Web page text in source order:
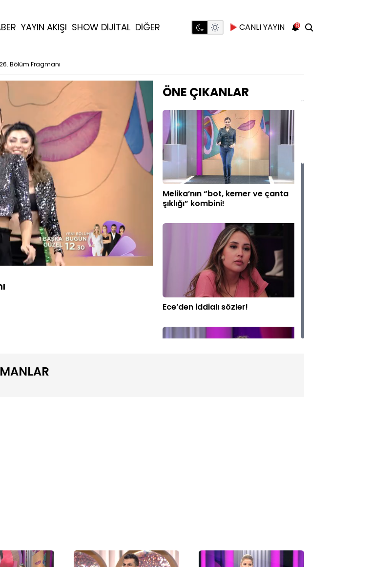
YAYIN AKIŞI SHOW DİJİTAL DİĞER CANLI YAYIN 8
Bölüm Fragmanı
Oynatma
ÖNE ÇIKANLAR
Melika’nın “bot, kemer ve çanta
şıklığı” kombini!
Ece’den iddialı sözler!